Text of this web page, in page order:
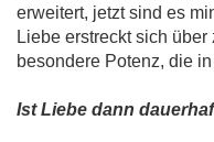
erweitert, jetzt sind es
Liebe erstreckt sich
besondere Potenz, die
Ist Liebe dann